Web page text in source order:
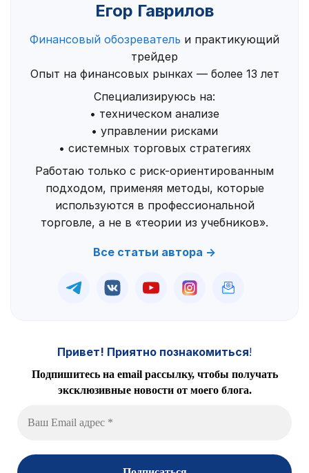
Егор Гаврилов
Финансовый обозреватель и практикующий
трейдер
Опыт на финансовых рынках — более 13 лет
Специализируюсь на:
• техническом анализе
• управлении рисками
• системных торговых стратегиях
Работаю только с риск-ориентированным
подходом, применяя методы, которые
используются в профессиональной
торговле, а не в «теории из учебников».
Все статьи автора →
Привет! Приятно познакомиться!
Подпишитесь на email рассылку, чтобы получать
эксклюзивные новости от моего блога.